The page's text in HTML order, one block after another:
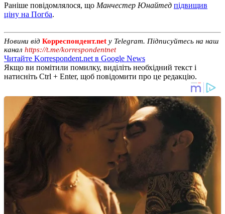
Раніше повідомлялося, що Манчестер Юнайтед підвищив
ціну на Погба.
Новини від Корреспондент.net у Telegram. Підписуйтесь на наш
канал https://t.me/korrespondentnet
Читайте Korrespondent.net в Google News
Якщо ви помітили помилку, виділіть необхідний текст і
натисніть Ctrl + Enter, щоб повідомити про це редакцію.